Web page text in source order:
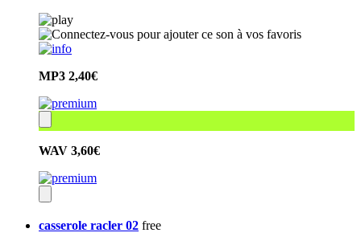
MP3 2,40€
WAV 3,60€
casserole racler 02 free